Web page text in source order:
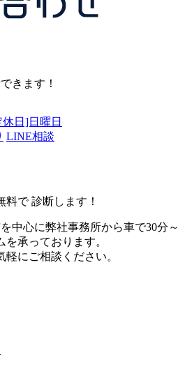
きます！
日]日曜日
LINE相談
中心に弊社事務所から車で30分～
承っております。
にご相談ください。